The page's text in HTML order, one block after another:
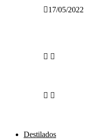
17/05/2022
Destilados